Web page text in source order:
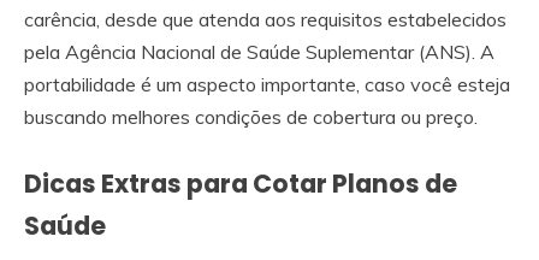
carência, desde que atenda aos requisitos estabelecidos
pela Agência Nacional de Saúde Suplementar (ANS). A
portabilidade é um aspecto importante, caso você esteja
buscando melhores condições de cobertura ou preço.
Dicas Extras para Cotar Planos de
Saúde